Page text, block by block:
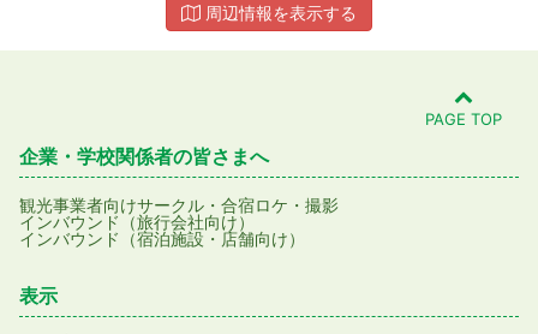
周辺情報を表示する
PAGE TOP
企業・学校関係者の皆さまへ
観光事業者向けサークル・合宿ロケ・撮影
インバウンド（旅行会社向け）
インバウンド（宿泊施設・店舗向け）
表示